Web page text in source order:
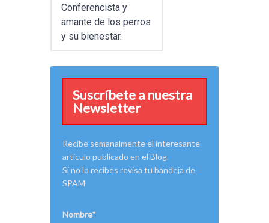
Conferencista y
amante de los perros
y su bienestar.
Suscríbete a nuestra
Newsletter
Recibe semanalmente el interesante
artículo publicado en el Blog.
Si no lo recibes revisa tu bandeja de
SPAM
Nombre*